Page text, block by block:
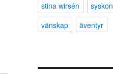
stina wirsén
syskon
vänskap
äventyr